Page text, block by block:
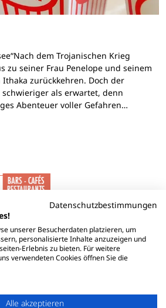
dem Trojanischen Krieg
zu seiner Frau Penelope und seinem
Ithaka zurückkehren. Doch der
als erwartet, denn
Abenteuer voller Gefahren…
Datenschutzbestimmungen
unserer Besucherdaten platzieren, um
personalisierte Inhalte anzuzeigen und
Erlebnis zu bieten. Für weitere
verwendeten Cookies öffnen Sie die
Alle akzeptieren